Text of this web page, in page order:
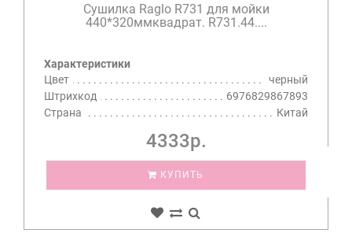
Сушилка Raglo R731 для мойки
440*320ммквадрат. R731.44....
Характеристики
Цвет
черный
Штрихкод
6976829867893
Страна
Китай
4333р.
КУПИТЬ